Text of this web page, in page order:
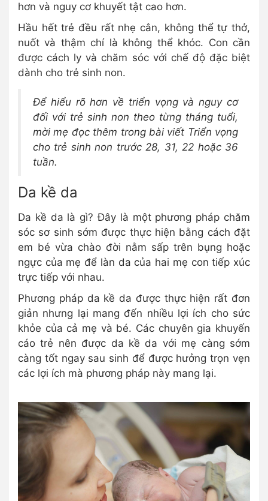
hơn và nguy cơ khuyết tật cao hơn.
Hầu hết trẻ đều rất nhẹ cân, không thể tự thở,
nuốt và thậm chí là không thể khóc. Con cần
được cách ly và chăm sóc với chế độ đặc biệt
dành cho trẻ sinh non.
Để hiểu rõ hơn về triển vọng và nguy cơ
đối với trẻ sinh non theo từng tháng tuổi,
mời mẹ đọc thêm trong bài viết Triển vọng
cho trẻ sinh non trước 28, 31, 22 hoặc 36
tuần.
Da kề da
Da kề da là gì? Đây là một phương pháp chăm
sóc sơ sinh sớm được thực hiện bằng cách đặt
em bé vừa chào đời nằm sấp trên bụng hoặc
ngực của mẹ để làn da của hai mẹ con tiếp xúc
trực tiếp với nhau.
Phương pháp da kề da được thực hiện rất đơn
giản nhưng lại mang đến nhiều lợi ích cho sức
khỏe của cả mẹ và bé. Các chuyên gia khuyến
cáo trẻ nên được da kề da với mẹ càng sớm
càng tốt ngay sau sinh để được hưởng trọn vẹn
các lợi ích mà phương pháp này mang lại.